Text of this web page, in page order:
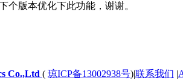
个版本优化下此功能，谢谢。
Co.,Ltd ( 琼ICP备13002938号)|联系我们 |